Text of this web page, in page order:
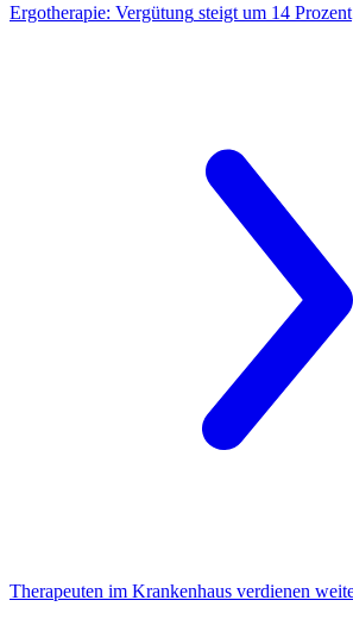
Ergotherapie: Vergütung steigt um 14 Prozent
Therapeuten im Krankenhaus verdienen